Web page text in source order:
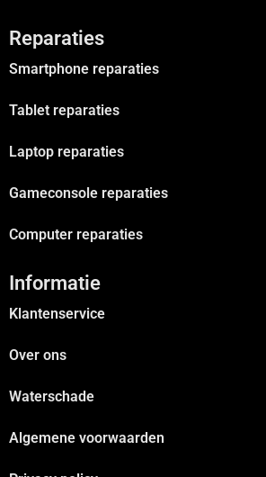
Reparaties
Smartphone reparaties
Tablet reparaties
Laptop reparaties
Gameconsole reparaties
Computer reparaties
Informatie
Klantenservice
Over ons
Waterschade
Algemene voorwaarden